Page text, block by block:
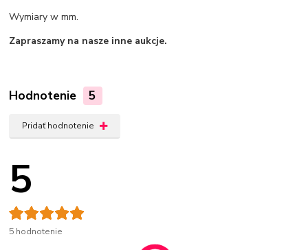
Wymiary w mm.
Zapraszamy na nasze inne aukcje.
Hodnotenie 5
Pridať hodnotenie
5
5 hodnotenie